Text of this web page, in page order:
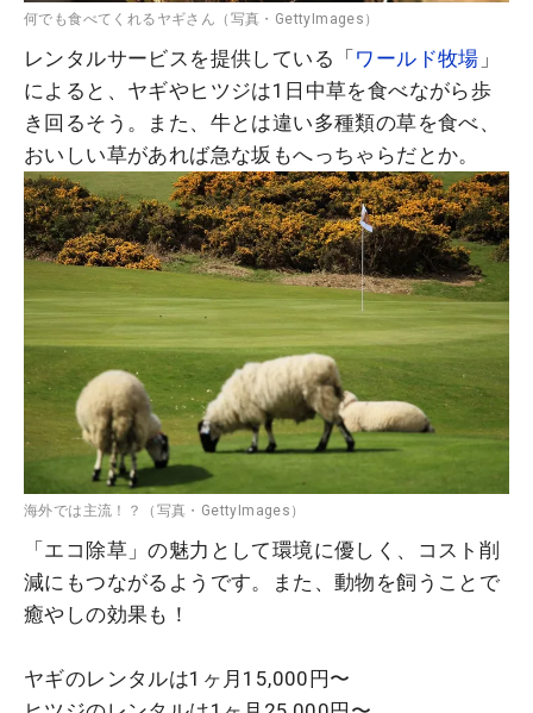
何でも食べてくれるヤギさん（写真・GettyImages）
レンタルサービスを提供している「ワールド牧場 」
によると、ヤギやヒツジは1日中草を食べながら歩
き回るそう。また、牛とは違い多種類の草を食べ、
おいしい草があれば急な坂もへっちゃらだとか。
海外では主流！？（写真・GettyImages）
「エコ除草」の魅力として環境に優しく、コスト削
減にもつながるようです。また、動物を飼うことで
癒やしの効果も！
ヤギのレンタルは1ヶ月15,000円〜